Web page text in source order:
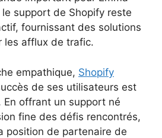
support de Shopify reste
fournissant des solutions
les afflux de trafic.
empathique, Shopify
de ses utilisateurs est
En offrant un support né
fine des défis rencontrés,
position de partenaire de